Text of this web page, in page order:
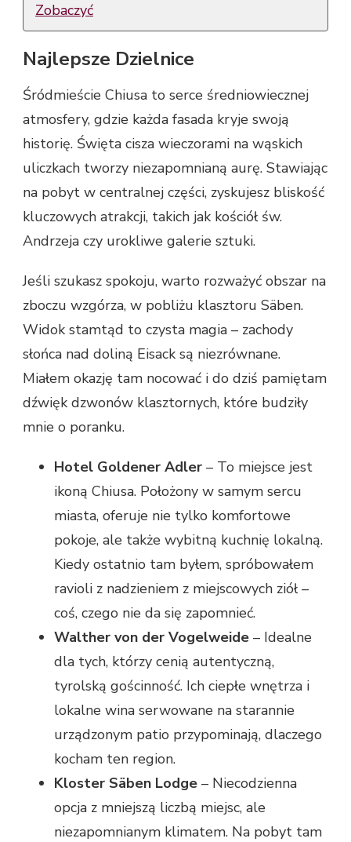
Zobaczyć
Najlepsze Dzielnice
Śródmieście Chiusa to serce średniowiecznej
atmosfery, gdzie każda fasada kryje swoją
historię. Święta cisza wieczorami na wąskich
uliczkach tworzy niezapomnianą aurę. Stawiając
na pobyt w centralnej części, zyskujesz bliskość
kluczowych atrakcji, takich jak kościół św.
Andrzeja czy urokliwe galerie sztuki.
Jeśli szukasz spokoju, warto rozważyć obszar na
zboczu wzgórza, w pobliżu klasztoru Säben.
Widok stamtąd to czysta magia – zachody
słońca nad doliną Eisack są niezrównane.
Miałem okazję tam nocować i do dziś pamiętam
dźwięk dzwonów klasztornych, które budziły
mnie o poranku.
Hotel Goldener Adler – To miejsce jest
ikoną Chiusa. Położony w samym sercu
miasta, oferuje nie tylko komfortowe
pokoje, ale także wybitną kuchnię lokalną.
Kiedy ostatnio tam byłem, spróbowałem
ravioli z nadzieniem z miejscowych ziół –
coś, czego nie da się zapomnieć.
Walther von der Vogelweide – Idealne
dla tych, którzy cenią autentyczną,
tyrolską gościnność. Ich ciepłe wnętrza i
lokalne wina serwowane na starannie
urządzonym patio przypominają, dlaczego
kocham ten region.
Kloster Säben Lodge – Niecodzienna
opcja z mniejszą liczbą miejsc, ale
niezapomnianym klimatem. Na pobyt tam